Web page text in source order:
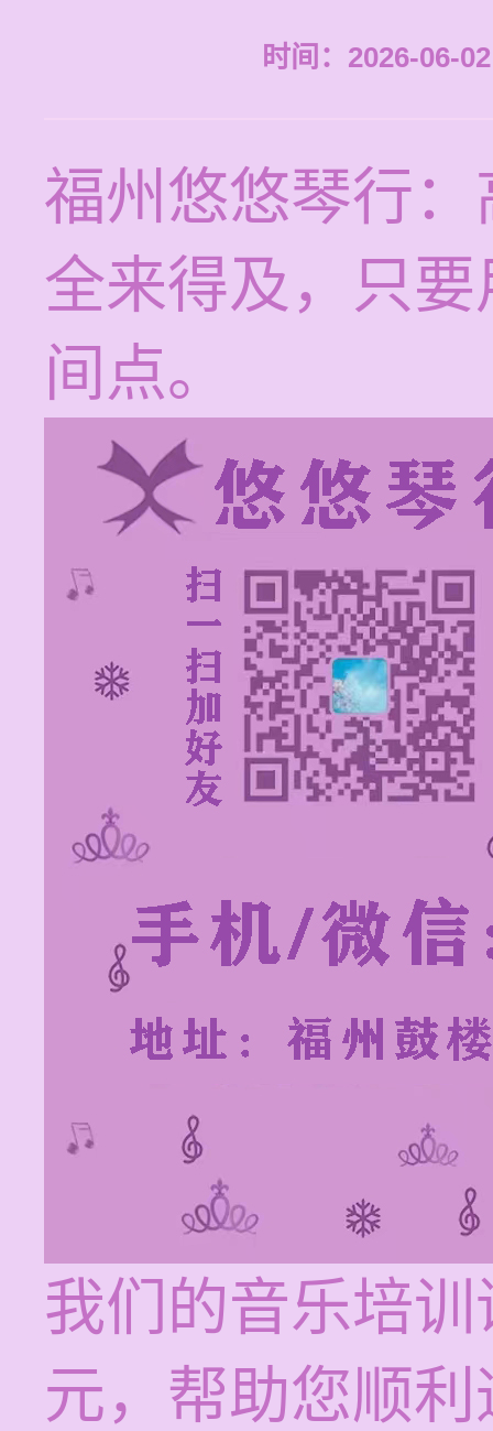
时间：2026-06-
福州悠悠琴行
全来得及，只
间点。
我们的音乐培
元，帮助您顺